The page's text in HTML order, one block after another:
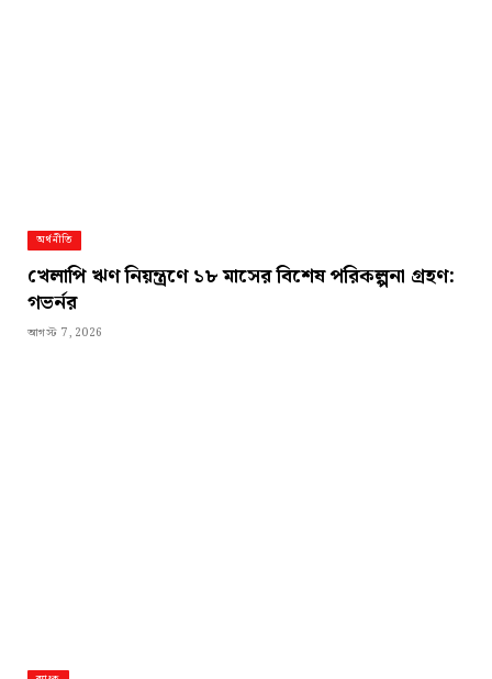
অর্থনীতি
খেলাপি ঋণ নিয়ন্ত্রণে ১৮ মাসের বিশেষ পরিকল্পনা গ্রহণ:
গভর্নর
আগস্ট 7, 2026